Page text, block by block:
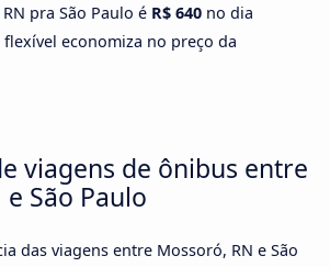
pra São Paulo é R$ 640 no dia
flexível economiza no preço da
viagens de ônibus entre
São Paulo
das viagens entre Mossoró, RN e São